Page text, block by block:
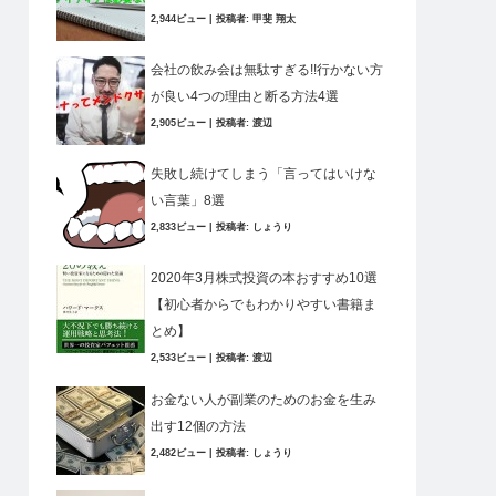
2,944ビュー 投稿者: 甲斐 翔太
会社の飲み会は無駄すぎる!!行かない方
が良い4つの理由と断る方法4選
2,905ビュー 投稿者: 渡辺
失敗し続けてしまう「言ってはいけな
い言葉」8選
2,833ビュー 投稿者: しょうり
2020年3月株式投資の本おすすめ10選
【初心者からでもわかりやすい書籍ま
とめ】
2,533ビュー 投稿者: 渡辺
お金ない人が副業のためのお金を生み
出す12個の方法
2,482ビュー 投稿者: しょうり